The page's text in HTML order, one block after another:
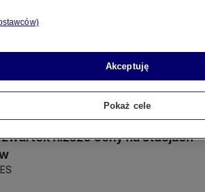
w piątek. Co pokażą
niższe ceny na stacjach
Akceptuję
Pokaż cele